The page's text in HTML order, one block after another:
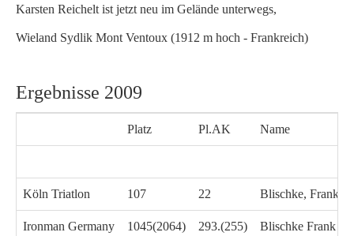
Karsten Reichelt ist jetzt neu im Gelände unterwegs,
Wieland Sydlik Mont Ventoux (1912 m hoch - Frankreich)
Ergebnisse 2009
Platz Pl.AK Name
Köln Triatlon 107 22 Blischke, Frank
Ironman Germany 1045(2064) 293.(255) Blischke Frank